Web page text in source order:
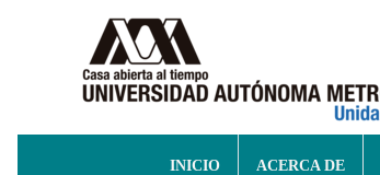
INICIO ACERCA DE